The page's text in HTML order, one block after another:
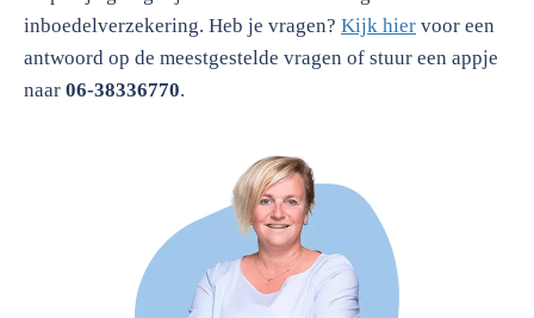
inboedelverzekering. Heb je vragen? Kijk hier voor een
antwoord op de meestgestelde vragen of stuur een appje
naar 06-38336770.